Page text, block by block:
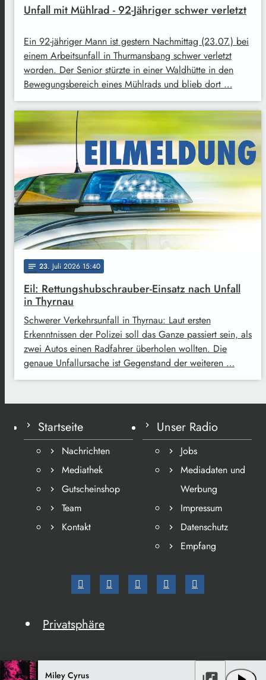
Unfall mit Mühlrad - 92-Jähriger schwer verletzt
Ein 92-jähriger Mann ist gestern Nachmittag (23.07.) bei
einem Arbeitsunfall in Thurmansbang schwer verletzt
worden. Der Senior stürzte in einer Waldhütte in den
Bewegungsbereich eines Mühlrads und blieb dort …
notes 23. Juli 2026 15:40
Eil: Rettungshubschrauber-Einsatz nach Unfall
in Thyrnau
Schwerer Verkehrsunfall in Thyrnau: Laut ersten
Erkenntnissen der Polizei soll das Ganze passiert sein, als
zwei Autos einen Radfahrer überholen wollten. Die
genaue Unfallursache ist Gegenstand der weiteren …
Startseite
Nachrichten
Mediathek
Gutscheinshop
Team
Kontakt
Unser Radio
Jobs
Mediadaten und
Werbung
Impressum
Datenschutz
Empfang
Privatsphäre
Miley Cyrus